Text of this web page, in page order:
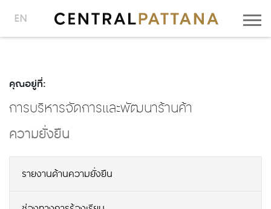
EN
คุณอยู่ที่:
การบริหารจัดการและพัฒนาร้านค้า
ความยั่งยืน
รายงานด้านความยั่งยืน